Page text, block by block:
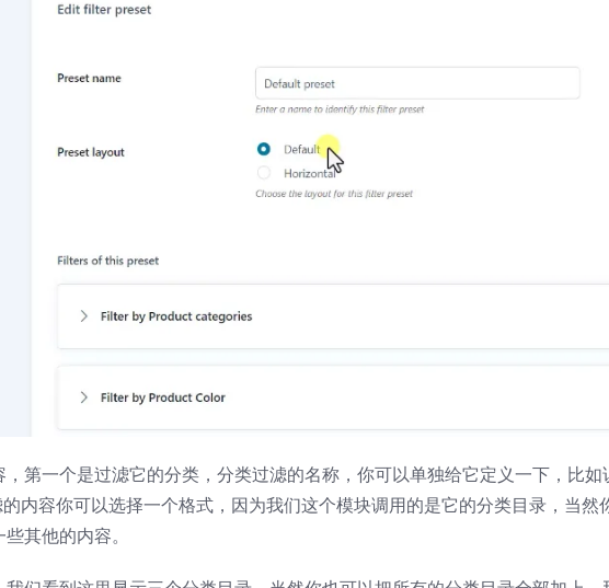
第一个是过滤它的分类，分类过滤的名称，你可以单独给它定义一下，比如
容你可以选择一个格式，因为我们这个模块调用的是它的分类目录，当然
其他的内容。